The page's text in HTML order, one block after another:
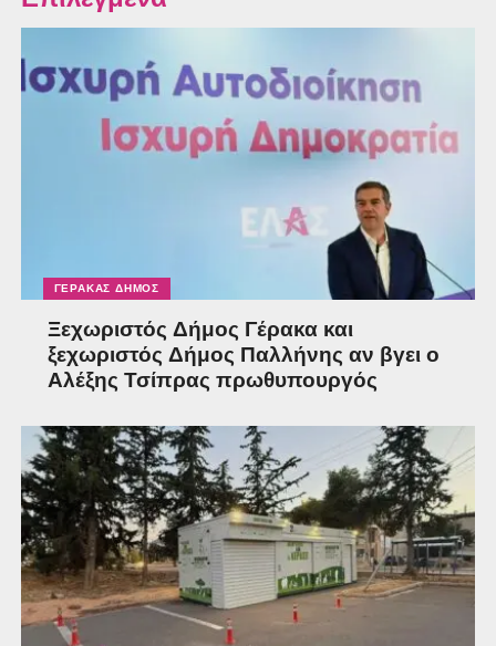
ΓΈΡΑΚΑΣ ΔΉΜΟΣ
Ξεχωριστός Δήμος Γέρακα και
ξεχωριστός Δήμος Παλλήνης αν βγει ο
Αλέξης Τσίπρας πρωθυπουργός